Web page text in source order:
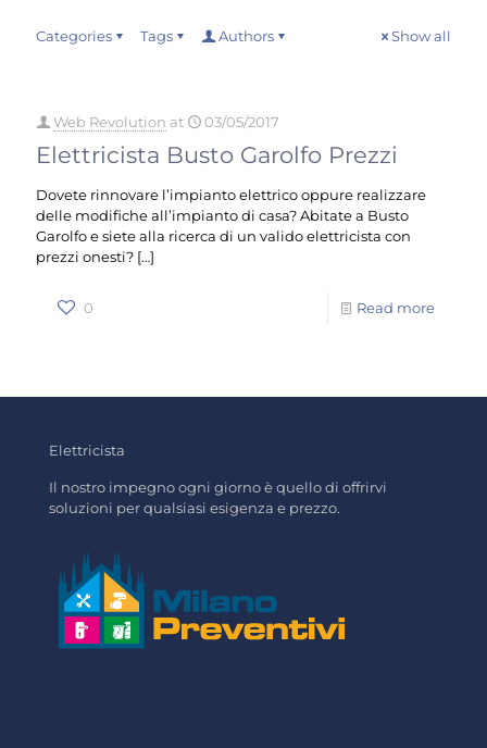
Categories Tags Authors Show all
Web Revolution at 03/05/2017
Elettricista Busto Garolfo Prezzi
Dovete rinnovare l’impianto elettrico oppure realizzare
delle modifiche all’impianto di casa? Abitate a Busto
Garolfo e siete alla ricerca di un valido elettricista con
prezzi onesti? […]
0 Read more
Elettricista
Il nostro impegno ogni giorno è quello di offrirvi
soluzioni per qualsiasi esigenza e prezzo.